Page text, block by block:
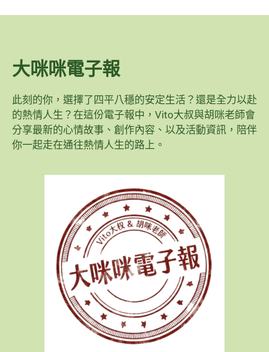
大咪咪電子報
此刻的你，選擇了四平八穩的安定生活？還是全力以赴
的熱情人生？在這份電子報中，Vito大叔與胡咪老師會
分享最新的心情故事、創作內容、以及活動資訊，陪伴
你一起走在通往熱情人生的路上。